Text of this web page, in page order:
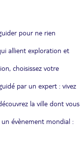
pour ne rien
allient exploration et
choisissez votre
par un expert : vivez
la ville dont vous
évènement mondial :